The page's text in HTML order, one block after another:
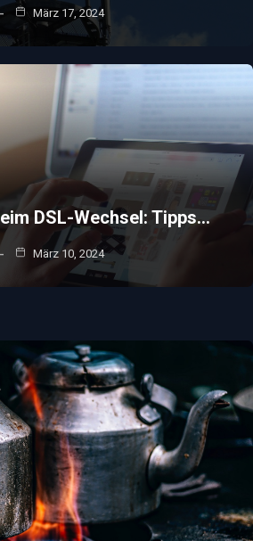
März 17, 2024
DSL-Wechsel: Tipps…
März 10, 2024